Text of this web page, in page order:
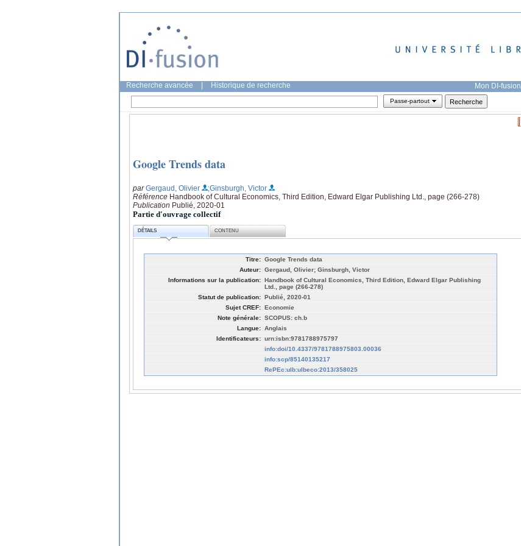
Recherche avancée Historique de recherche Mon DI-fusion
Passe-partout
Google Trends data
parGergaud, Olivier
;Ginsburgh, Victor
Référence Handbook of Cultural Economics, Third Edition, Edward Elgar Publishing Ltd., page (266-278)
Publication Publié, 2020-01
Partie d'ouvrage collectif
DÉTAILS CONTENU
Titre: Google Trends data
Auteur: Gergaud, Olivier; Ginsburgh, Victor
Informations sur la publication: Handbook of Cultural Economics, Third Edition, Edward Elgar Publishing
Ltd., page (266-278)
Statut de publication: Publié, 2020-01
Sujet CREF: Economie
Note générale: SCOPUS: ch.b
Langue: Anglais
Identificateurs: urn:isbn:9781788975797
info:doi/10.4337/9781788975803.00036
info:scp/85140135217
RePEc:ulb:ulbeco:2013/358025